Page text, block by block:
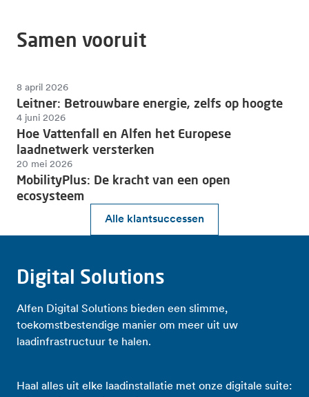
Samen vooruit
8 april 2026
Leitner: Betrouwbare energie, zelfs op hoogte
4 juni 2026
Hoe Vattenfall en Alfen het Europese
laadnetwerk versterken
20 mei 2026
MobilityPlus: De kracht van een open
ecosysteem
Alle klantsuccessen
Digital Solutions
Alfen Digital Solutions bieden een slimme,
toekomstbestendige manier om meer uit uw
laadinfrastructuur te halen.
Haal alles uit elke laadinstallatie met onze digitale suite: